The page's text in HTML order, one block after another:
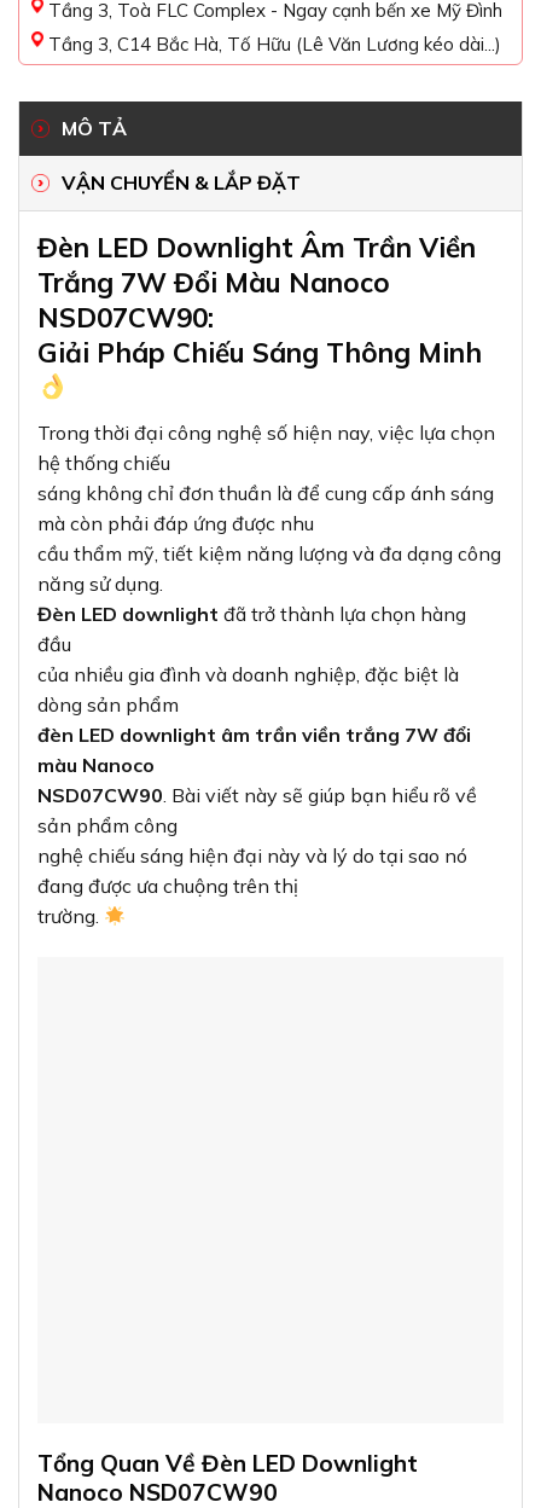
Tầng 3, Toà FLC Complex - Ngay cạnh bến xe Mỹ Đình
Tầng 3, C14 Bắc Hà, Tố Hữu (Lê Văn Lương kéo dài...)
MÔ TẢ
VẬN CHUYỂN & LẮP ĐẶT
Đèn LED Downlight Âm Trần Viền
Trắng 7W Đổi Màu Nanoco
NSD07CW90:
Giải Pháp Chiếu Sáng Thông Minh
Trong thời đại công nghệ số hiện nay, việc lựa chọn
hệ thống chiếu
sáng không chỉ đơn thuần là để cung cấp ánh sáng
mà còn phải đáp ứng được nhu
cầu thẩm mỹ, tiết kiệm năng lượng và đa dạng công
năng sử dụng.
Đèn LED downlight đã trở thành lựa chọn hàng
đầu
của nhiều gia đình và doanh nghiệp, đặc biệt là
dòng sản phẩm
đèn LED downlight âm trần viền trắng 7W đổi
màu Nanoco
NSD07CW90. Bài viết này sẽ giúp bạn hiểu rõ về
sản phẩm công
nghệ chiếu sáng hiện đại này và lý do tại sao nó
đang được ưa chuộng trên thị
trường.
Tổng Quan Về Đèn LED Downlight
Nanoco NSD07CW90